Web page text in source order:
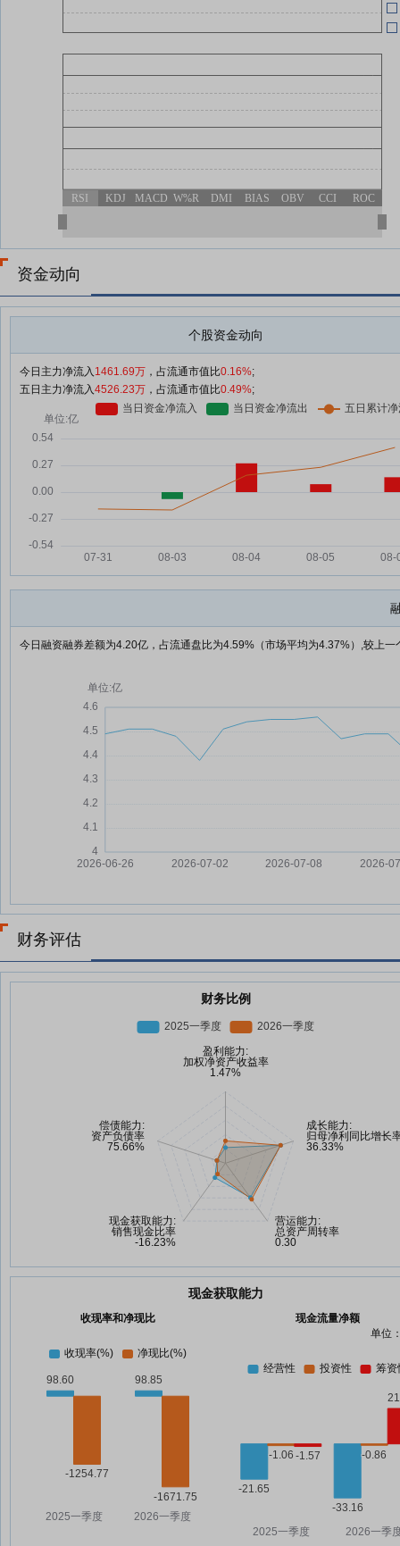
RSI KDJ MACD W%R DMI BIAS OBV CCI ROC
资金动向
个股资金动向
今日主力净流入 1461.69万 ，占流通市值比0.16%;
五日主力净流入4526.23万 ，占流通市值比0.49%;
今日融资融券差额为4.20亿，占流通盘比为4.59%（市场平均为4.37%）,较上一
财务评估
财务比例
现金获取能力
收现率和净现比
现金流量净额
单位